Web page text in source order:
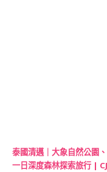
泰國清邁｜大象自然公園
一日深度森林探索旅行 |